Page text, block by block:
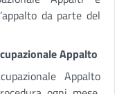
da parte del
Appalto
Appalto